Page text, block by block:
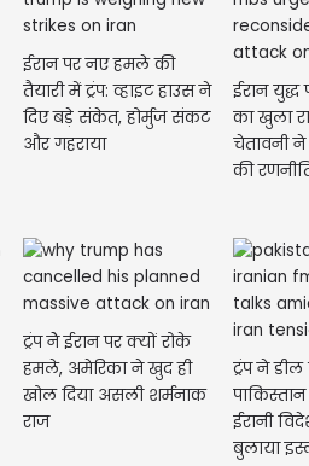
ईरान पर नए हमले की
तैयारी में ट्रंप: व्हाइट हाउस ने
दिए बड़े संकेत, होर्मुज संकट
और गहराया
ईरान युद्ध
का खुला राज,
चेतावनी
की
ट्रंप नेे ईरान पर क्यों रोके
हमले, अमेरिका ने खुद ही
खोल दिया असली शर्मनाक
राज
ट्रंप ने
ईरानी
बुलाया